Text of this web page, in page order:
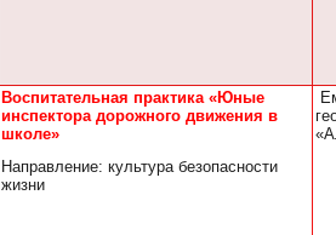
Воспитательная практика «Юные
инспектора дорожного движения в
школе»
Направление: культура безопасности
жизни